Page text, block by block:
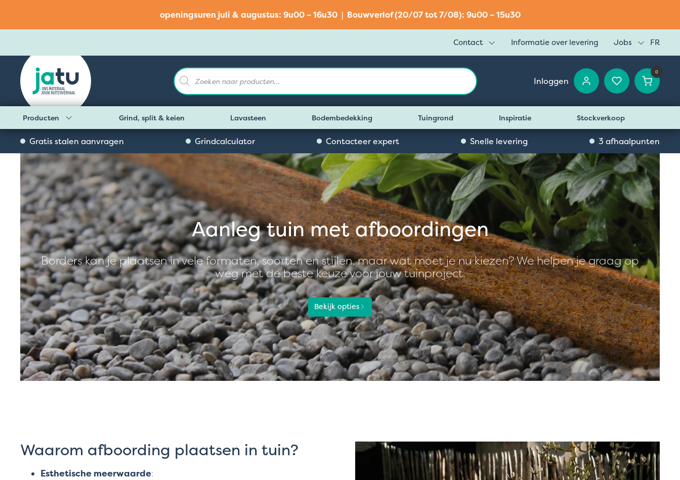
openingsuren juli & augustus: 9u00 – 16u30 | Bouwverlof (20/07 tot 7/08): 9u00 – 15u30
Contact Informatie over levering Jobs FR
Producten
zoeken Inloggen
0
Producten Grind, split & keien Lavasteen Bodembedekking Tuingrond Inspiratie Stockverkoop
Gratis stalen aanvragen Grindcalculator Contacteer expert Snelle levering 3 afhaalpunten
Aanleg tuin met afboordingen
Borders kan je plaatsen in vele formaten, soorten en stijlen, maar wat moet je nu kiezen? We helpen je graag op
weg met de beste keuze voor jouw tuinproject.
Bekijk opties
Waarom afboording plaatsen in tuin?
Esthetische meerwaarde: